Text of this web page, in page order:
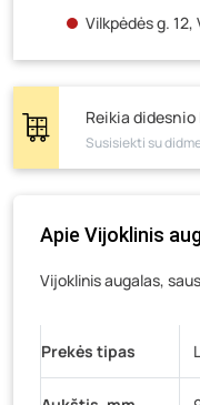
Vilkpėdės g. 12,
Ateities g. 15,
vienetai
Šilutės pl. 83A,
J.
Novočėbės k. 3,
Kauno g. 160,
Reikia didesnio
Susisiekti su
Apie Vijoklinis
Vijoklinis augalas,
Prekės tipas